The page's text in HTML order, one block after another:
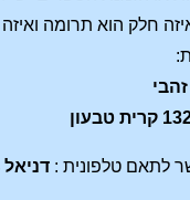
איזה חלק הוא תרומה
לתאם טלפונית :דניאל 0544556414